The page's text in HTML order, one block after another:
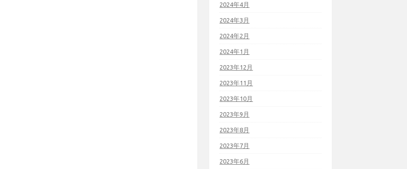
2024年4月
2024年3月
2024年2月
2024年1月
2023年12月
2023年11月
2023年10月
2023年9月
2023年8月
2023年7月
2023年6月